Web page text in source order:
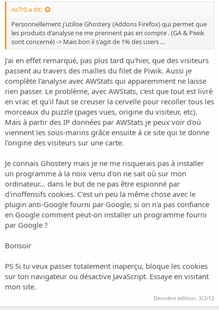
AsTr0 a dit:
Personnellement j'utilise Ghostery (Addons Firefox) qui permet que
les produits d'analyse ne me prennent pas en compte . (GA & Piwik
sont concerné) -> Mais bon il s'agit de 1% des users ...
J'ai en effet remarqué, pas plus tard qu'hier, que des visiteurs
passent au travers des mailles du filet de Piwik. Aussi je
complète l'analyse avec AWStats qui apparemment ne laisse
rien passer. Le problème, avec AWStats, c'est que tout est livré
en vrac et qu'il faut se creuser la cervelle pour recoller tous les
morceaux du puzzle (pages vues, origine du visiteur, etc).
Mais à partir des IP données par AWStats je peux voir d'où
viennent les sous-marins grâce ensuite à ce site qui te donne
l'origine des visiteurs sur une carte.
Je connais Ghostery mais je ne me risquerais pas à installer
un programme à la noix venu d'on ne sait où sur mon
ordinateur... dans le but de ne pas être espionné par
d'inoffensifs cookies. C'est un peu la même chose avec le
plugin anti-Google fourni par Google; si on n'a pas confiance
en Google comment peut-on installer un programme fourni
par Google ?
Bonsoir
PS Si tu veux passer totalement inaperçu, bloque les cookies
sur ton navigateur ou désactive JavaScript. Essaye en visitant
mon site.
Dernière édition: 3/2/12